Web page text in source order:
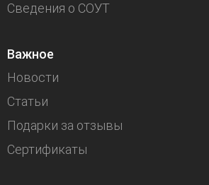
Сведения о СОУТ
Важное
Новости
Статьи
Подарки за отзывы
Сертификаты